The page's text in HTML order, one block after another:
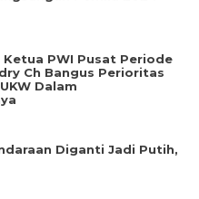
PWI Pusat Periode
Ch Bangus Perioritas
Dalam
Diganti Jadi Putih,